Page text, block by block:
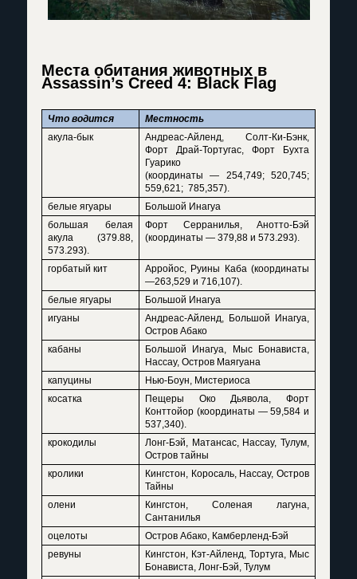
Места обитания животных в
Assassin’s Creed 4: Black Flag
Что водится
Местность
акула-бык
Андреас-Айленд, Солт-Ки-Бэнк,
Форт Драй-Тортугас, Форт Бухта
Гуарико
(координаты — 254,749; 520,745;
559,621; 785,357).
белые ягуары
Большой Инагуа
большая белая
акула (379.88,
573.293).
Форт Серранилья, Анотто-Бэй
(координаты — 379,88 и 573.293).
горбатый кит
Арройос, Руины Каба (координаты
—263,529 и 716,107).
белые ягуары
Большой Инагуа
игуаны
Андреас-Айленд, Большой Инагуа,
Остров Абако
кабаны
Большой Инагуа, Мыс Бонависта,
Нассау, Остров Маягуана
капуцины
Нью-Боун, Мистериоса
косатка
Пещеры Око Дьявола, Форт
Конттойор (координаты — 59,584 и
537,340).
крокодилы
Лонг-Бэй, Матансас, Нассау, Тулум,
Остров тайны
кролики
Кингстон, Коросаль, Нассау, Остров
Тайны
олени
Кингстон, Соленая лагуна,
Сантанилья
оцелоты
Остров Абако, Камберленд-Бэй
ревуны
Кингстон, Кэт-Айленд, Тортуга, Мыс
Бонависта, Лонг-Бэй, Тулум